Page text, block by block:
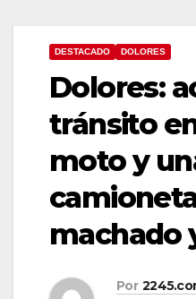
DESTACADO DOLORES
Dolores:
tránsito
moto y
machado
Por